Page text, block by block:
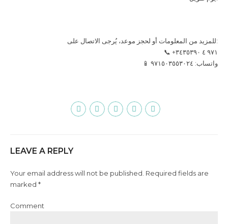
للمزيد من المعلومات أو لحجز موعد، يُرجى الاتصال على:
📞 ‎+٩٧١ ٤ ٣٤٣٥٣٩٠
📱 واتساب: ٩٧١٥٠٣٥٥٣٠٢٤
LEAVE A REPLY
Your email address will not be published. Required fields are
marked *
Comment